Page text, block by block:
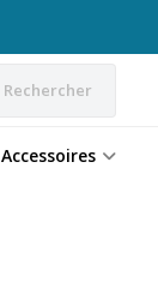
Rechercher
Accessoires